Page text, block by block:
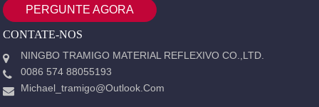
PERGUNTE AGORA
CONTATE-NOS
NINGBO TRAMIGO MATERIAL REFLEXIVO CO.,LTD.
0086 574 88055193
Michael_tramigo@outlook.com